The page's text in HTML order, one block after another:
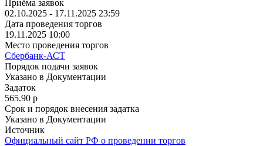
Приёма заявок
02.10.2025 - 17.11.2025 23:59
Дата проведения торгов
19.11.2025 10:00
Место проведения торгов
Сбербанк-АСТ
Порядок подачи заявок
Указано в Документации
Задаток
565.90 p
Срок и порядок внесения задатка
Указано в Документации
Источник
Официальный сайт РФ о проведении торгов